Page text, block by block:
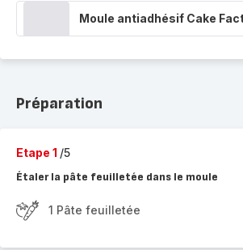
Moule antiadhésif Cake
Préparation
Etape 1 /5
Étaler la pâte feuilletée dans le moule
1 Pâte feuilletée